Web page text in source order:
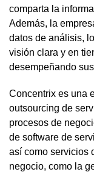
comparta la
Además, la
datos de análisis,
visión clara y en
desempeñando
Concentrix es una
outsourcing de
procesos de
de software de
así como servicios
negocio, como la